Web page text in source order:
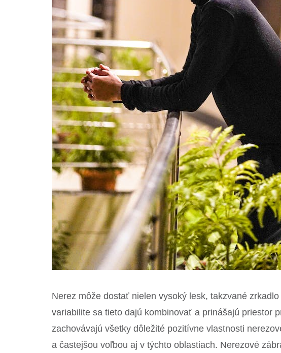
Nerez môže dostať nielen vysoký lesk, takzvané
variabilite sa tieto dajú kombinovať a prinášajú priestor
zachovávajú všetky dôležité pozitívne vlastnosti
a častejšou voľbou aj v týchto oblastiach. Nerezové